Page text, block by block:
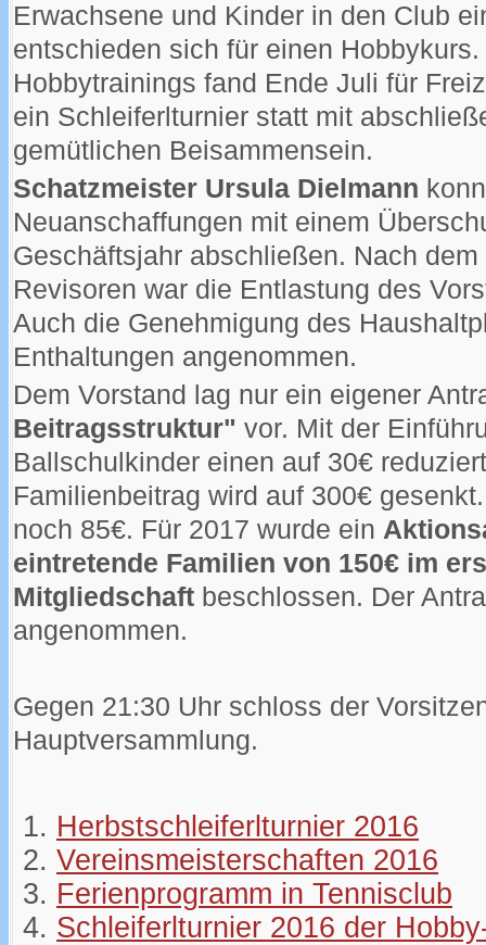
Erwachsene und Kinder in den Club
entschieden sich für einen
Hobbytrainings fand Ende Juli für
ein Schleiferlturnier statt mit
gemütlichen Beisammensein.
Schatzmeister Ursula Dielmann
Neuanschaffungen mit einem
Geschäftsjahr abschließen. Nach
Revisoren war die Entlastung des
Auch die Genehmigung des
Enthaltungen angenommen.
Dem Vorstand lag nur ein eigener
Beitragsstruktur" vor. Mit der
Ballschulkinder einen auf 30€
Familienbeitrag wird auf 300€
noch 85€. Für 2017 wurde ein
eintretende Familien von 150€ im
Mitgliedschaft beschlossen. Der
angenommen.
Gegen 21:30 Uhr schloss der
Hauptversammlung.
Herbstschleiferlturnier 2016
Vereinsmeisterschaften 2016
Ferienprogramm in Tennisclub
Schleiferlturnier 2016 der